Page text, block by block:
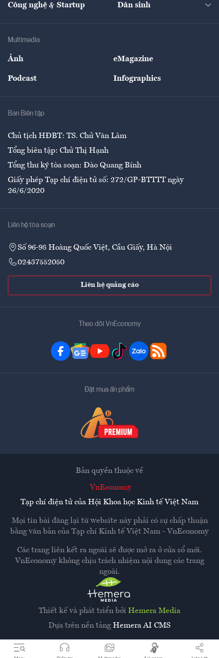
Tư vấn Nông sản
Giải trí
Công nghệ & Startup Dân sinh
Multimedia
Ảnh eMagazine
Podcast Infographics
Ban Biên tập
Chủ tịch HĐBT: TS. Chử Văn Lâm
Tổng biên tập: Chử Thị Hạnh
Tổng thư ký tòa soạn: Đào Quang Bính
Giấy phép Tạp chí điện tử số: 272/GP-BTTTT ngày
26/6/2020
Liên hệ tòa soạn
Số 96-98 Hoàng Quốc Việt, Cầu Giấy, Hà Nội
02437552050
Liên hệ quảng cáo
Theo dõi VnEconomy
Đặt mua ấn phẩm
Thiết kế và phát triển bởi Hemera Media
Dựa trên nền tảng Hemera AI CMS
Bản quyền thuộc về
VnEconomy
Tạp chí điện tử của Hội Khoa học Kinh tế Việt Nam
Mọi tin bài đăng lại từ website này phải có sự chấp thuận
bằng văn bản của Tạp chí Kinh tế Việt Nam - VnEconomy
Các trang liên kết ra ngoài sẽ được mở ra ở cửa sổ mới.
VnEconomy không chịu trách nhiệm nội dung các trang
ngoài.